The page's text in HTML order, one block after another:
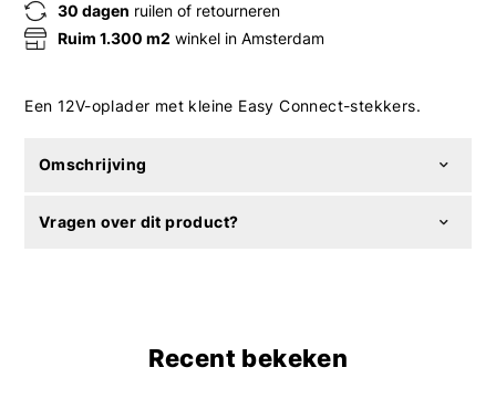
30 dagen ruilen of retourneren
Ruim 1.300 m2 winkel in Amsterdam
Een 12V-oplader met kleine Easy Connect-stekkers.
Omschrijving
Vragen over dit product?
Recent bekeken